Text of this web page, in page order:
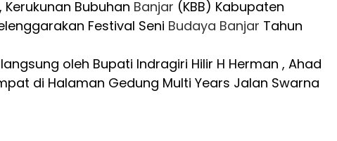
, Kerukunan Bubuhan Banjar (KBB) Kabupaten
Festival Seni Budaya Banjar Tahun
oleh Bupati Indragiri Hilir H Herman , Ahad
di Halaman Gedung Multi Years Jalan Swarna